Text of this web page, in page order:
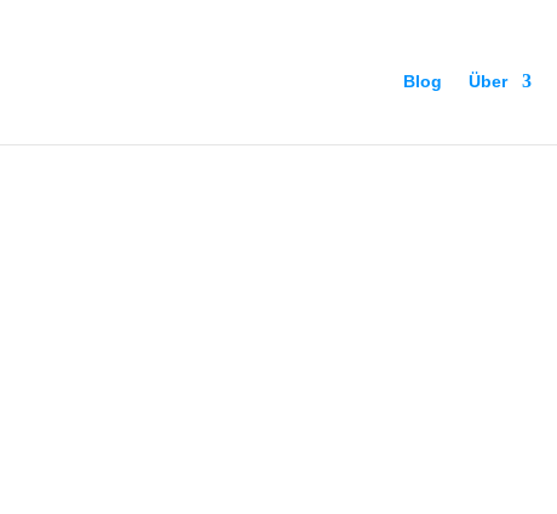
Blog Über